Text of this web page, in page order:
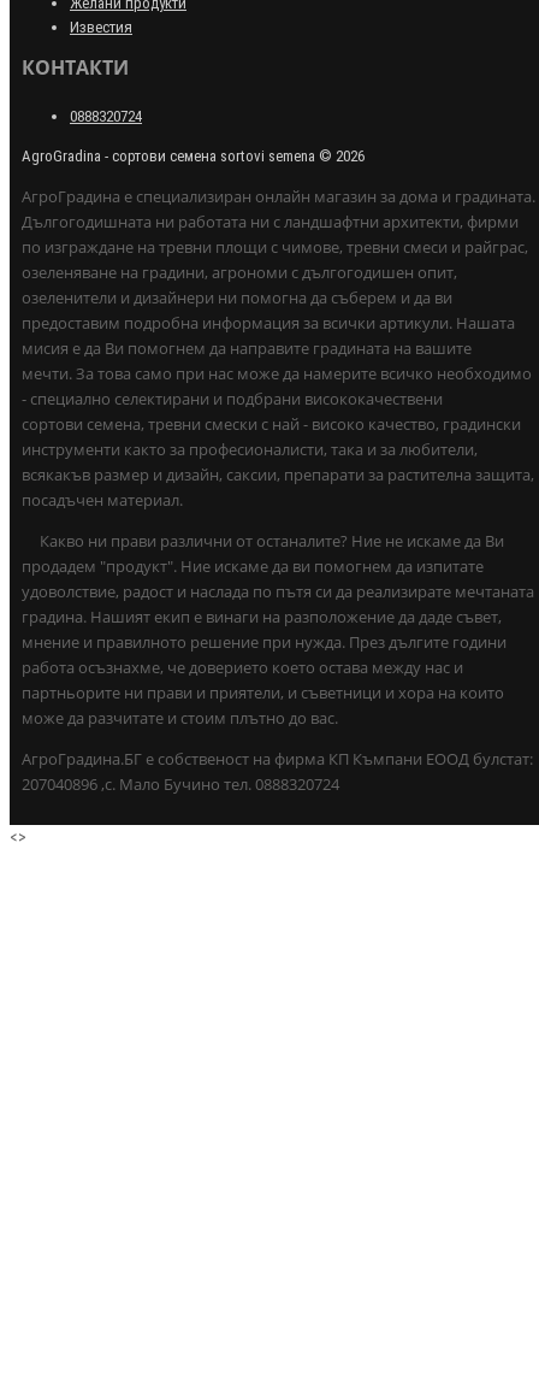
Известия
КОНТАКТИ
0888320724
AgroGradina - сортови семена sortovi semena © 2026
АгроГрадина е специализиран онлайн магазин за дома и градината.
Дългогодишната ни работата ни с ландшафтни архитекти, фирми
по изграждане на тревни площи с чимове, тревни смеси и райграс,
озеленяване на градини, агрономи с дългогодишен опит,
озеленители и дизайнери ни помогна да съберем и да ви
предоставим подробна информация за всички артикули. Нашата
мисия е да Ви помогнем да направите градината на вашите
мечти. За това само при нас може да намерите всичко необходимо
- специално селектирани и подбрани висококачествени
сортови семена, тревни смески с най - високо качество, градински
инструменти както за професионалисти, така и за любители,
всякакъв размер и дизайн, саксии, препарати за растителна защита,
посадъчен материал.
Какво ни прави различни от останалите? Ние не искаме да Ви
продадем "продукт". Ние искаме да ви помогнем да изпитате
удоволствие, радост и наслада по пътя си да реализирате мечтаната
градина. Нашият екип е винаги на разположение да даде съвет,
мнение и правилното решение при нужда. През дългите години
работа осъзнахме, че доверието което остава между нас и
партньорите ни прави и приятели, и съветници и хора на които
може да разчитате и стоим плътно до вас.
АгроГрадина.БГ е собственост на фирма КП Къмпани ЕООД булстат:
207040896 ,с. Мало Бучино тел. 0888320724
<>